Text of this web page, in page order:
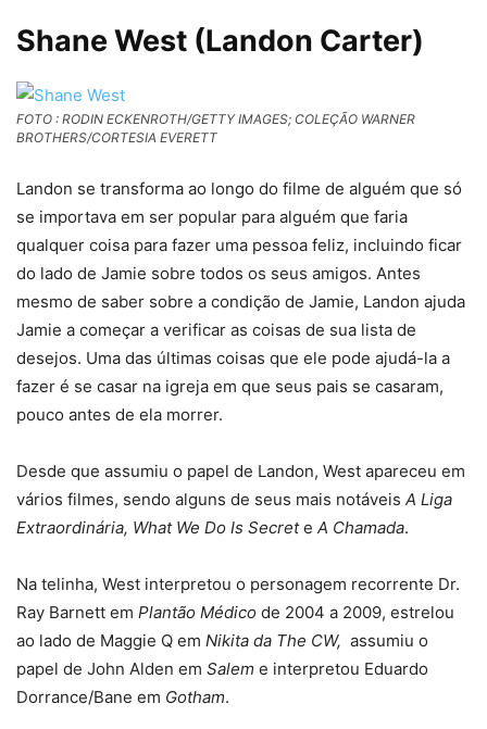
Shane West (Landon Carter)
FOTO : RODIN ECKENROTH/GETTY IMAGES; COLEÇÃO WARNER
BROTHERS/CORTESIA EVERETT
Landon se transforma ao longo do filme de alguém que só
se importava em ser popular para alguém que faria
qualquer coisa para fazer uma pessoa feliz, incluindo ficar
do lado de Jamie sobre todos os seus amigos. Antes
mesmo de saber sobre a condição de Jamie, Landon ajuda
Jamie a começar a verificar as coisas de sua lista de
desejos. Uma das últimas coisas que ele pode ajudá-la a
fazer é se casar na igreja em que seus pais se casaram,
pouco antes de ela morrer.
Desde que assumiu o papel de Landon, West apareceu em
vários filmes, sendo alguns de seus mais notáveis A Liga
Extraordinária, What We Do Is Secrete A Chamada.
Na telinha, West interpretou o personagem recorrente Dr.
Ray Barnett em Plantão Médico de 2004 a 2009, estrelou
ao lado de Maggie Q em Nikita da The CW, assumiu o
papel de John Alden em Salem e interpretou Eduardo
Dorrance/Bane em Gotham.